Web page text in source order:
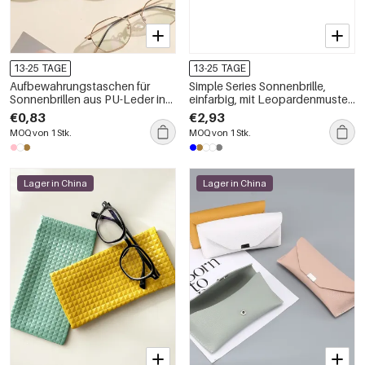
13-25 TAGE
Aufbewahrungstaschen für
Sonnenbrillen aus PU-Leder in
schlichten Farben
€0,83
MOQ von 1 Stk.
13-25 TAGE
Simple Series Sonnenbrille,
einfarbig, mit Leopardenmuster
und Farbverlauf, Unisex
€2,93
MOQ von 1 Stk.
Lager in China Lager in China